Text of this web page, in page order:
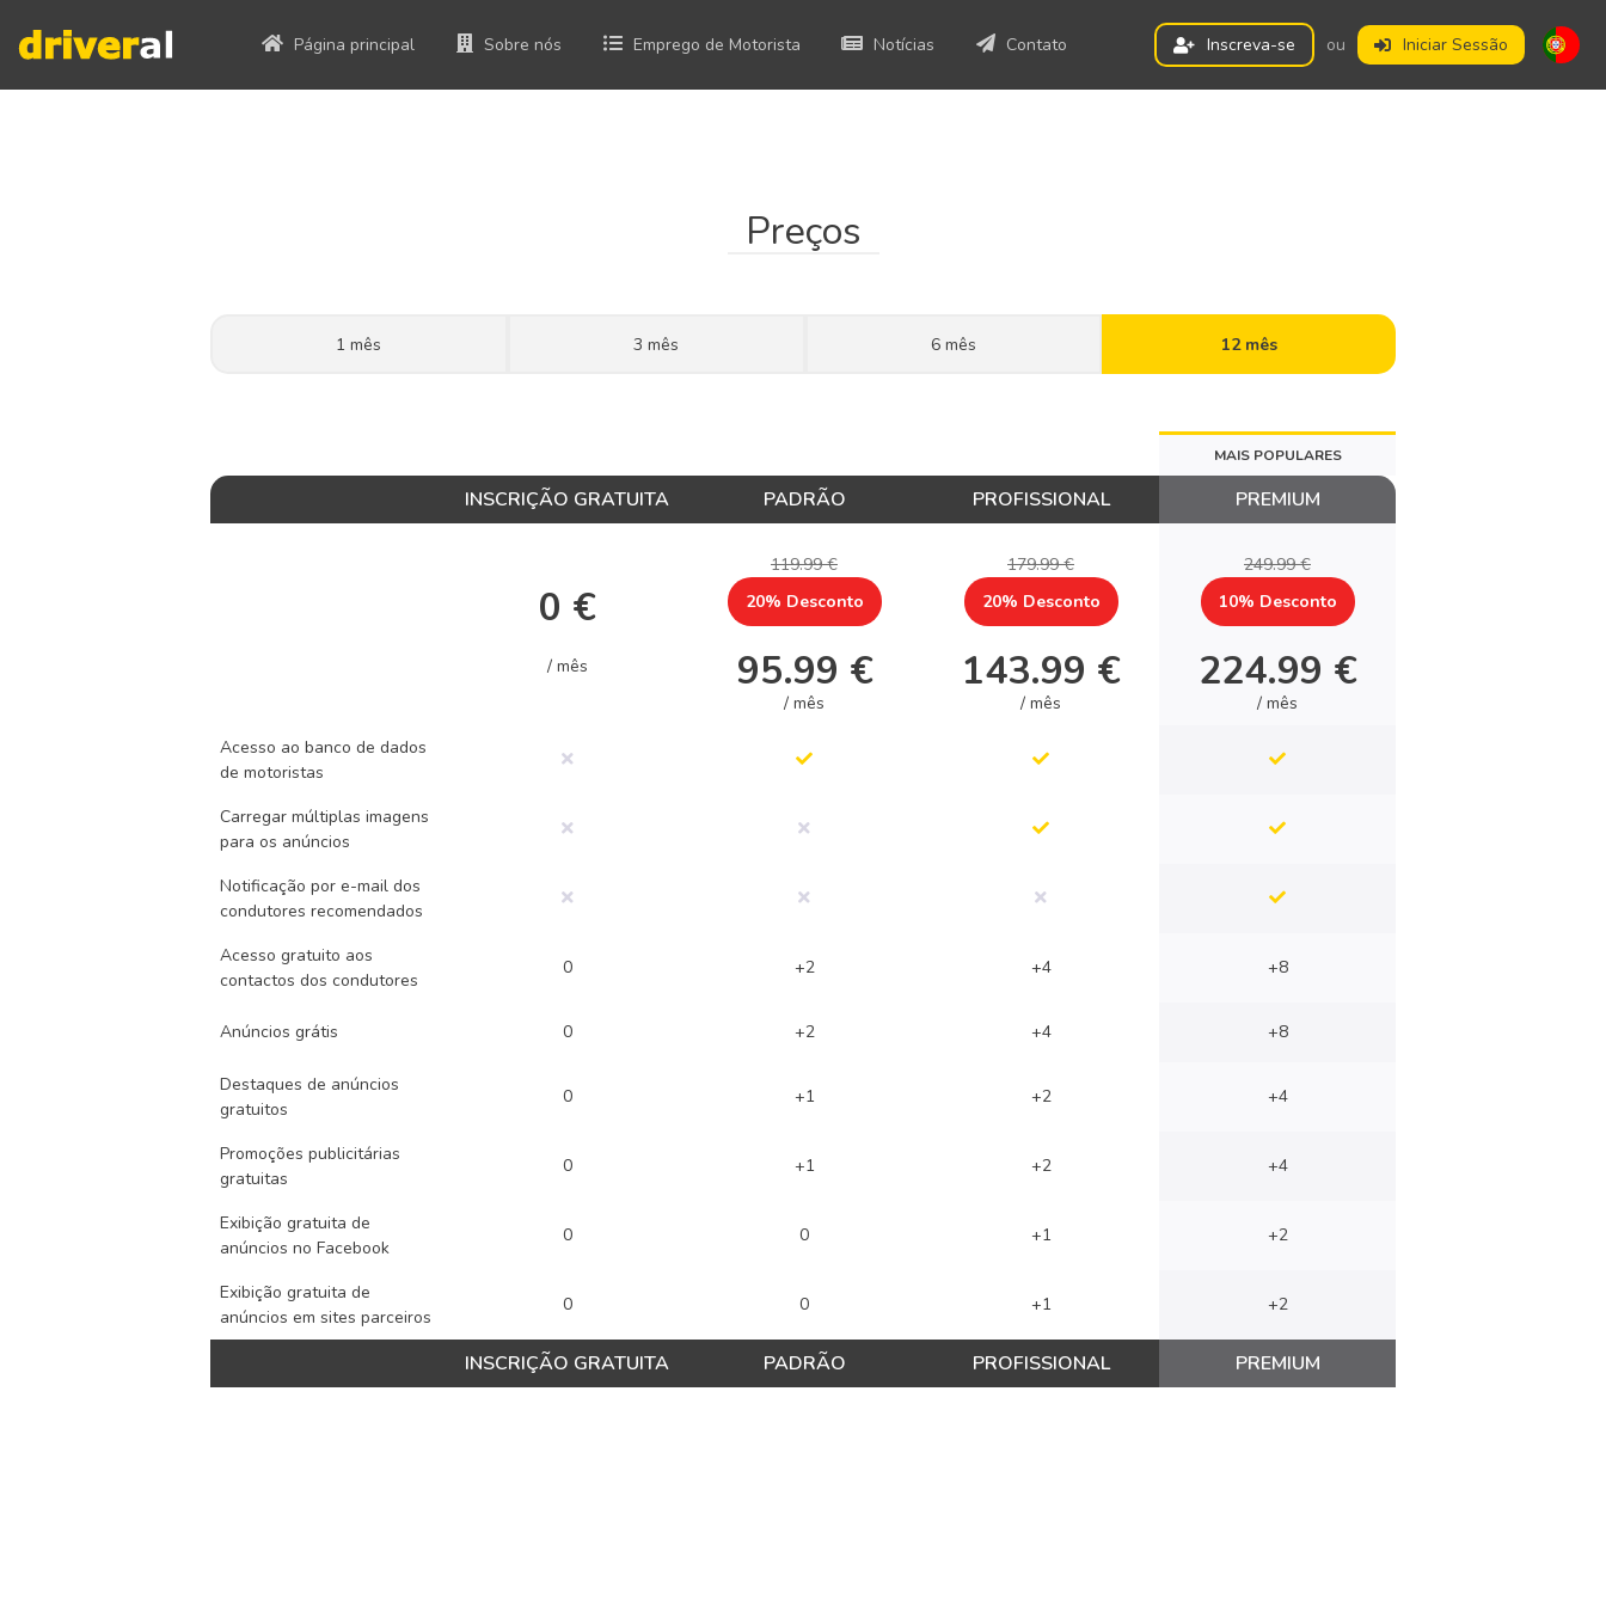
Página principal Sobre nós Emprego de Motorista Notícias Contato Inscreva-se ou Iniciar Sessão
Preços
1 mês 3 mês 6 mês 12 mês
MAIS POPULARES
INSCRIÇÃO GRATUITA PADRÃO PROFISSIONAL PREMIUM
0 €
/ mês
119.99 €
20% Desconto
95.99 €
/ mês
179.99 €
20% Desconto
143.99 €
/ mês
249.99 €
10% Desconto
224.99 €
/ mês
Acesso ao banco de dados
de motoristas
Carregar múltiplas imagens
para os anúncios
Notificação por e-mail dos
condutores recomendados
Acesso gratuito aos
contactos dos condutores
0 +2 +4 +8
Anúncios grátis 0 +2 +4 +8
Destaques de anúncios
gratuitos
0 +1 +2 +4
Promoções publicitárias
gratuitas
0 +1 +2 +4
Exibição gratuita de
anúncios no Facebook
0 0 +1 +2
Exibição gratuita de
anúncios em sites parceiros
0 0 +1 +2
INSCRIÇÃO GRATUITA PADRÃO PROFISSIONAL PREMIUM